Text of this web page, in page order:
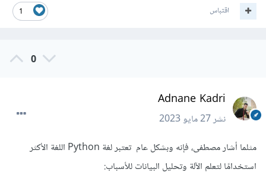
1 اقتباس
0
Adnane Kadri
نشر27 مايو 2023
مثلما أشار مصطفى، فإنه وبشكل عام تعتبر لغة Python اللغة الأكثر
استخدامًا لتعلم الآلة وتحليل البيانات للأسباب: